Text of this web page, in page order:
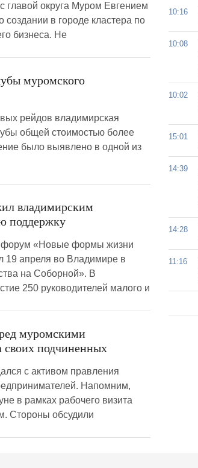
главой округа Муром Евгением
в городе кластера по
бизнеса. Не
муромского
рейдов владимирская
общей стоимостью более
было выявлено в одной из
владимирским
поддержку
форум «Новые формы жизни
19 апреля во Владимире в
на Соборной». В
250 руководителей малого и
муромскими
своих подчиненных
с активом правления
Напомним,
в рамках рабочего визита
Стороны обсудили
10:16
10:08
10:02
15:01
14:39
14:28
11:16